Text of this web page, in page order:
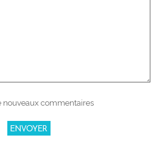
nouveaux commentaires